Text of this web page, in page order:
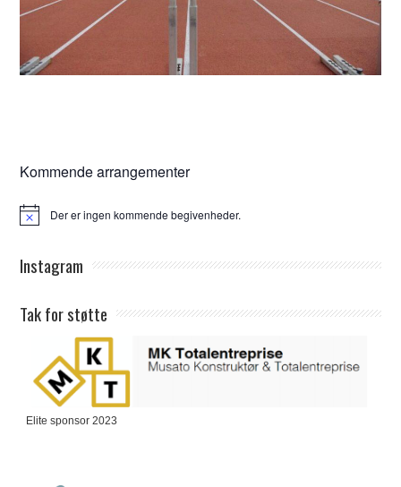
Kommende arrangementer
Notice Der er ingen kommende begivenheder.
Instagram
Tak for støtte
Elite sponsor 2023